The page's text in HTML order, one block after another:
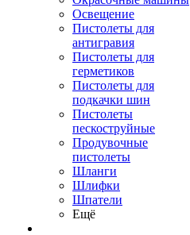
Освещение
Пистолеты для
антигравия
Пистолеты для
герметиков
Пистолеты для
подкачки шин
Пистолеты
пескоструйные
Продувочные
пистолеты
Шланги
Шлифки
Шпатели
Ещё